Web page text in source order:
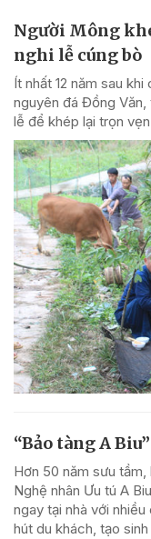
Người Mông
nghi lễ cúng bò
Ít nhất 12 năm sau
nguyên đá Đồng
lễ để khép lại trọn
“Bảo tàng A
Hơn 50 năm sưu
Nghệ nhân Ưu tú A
ngay tại nhà với
hút du khách, tạo